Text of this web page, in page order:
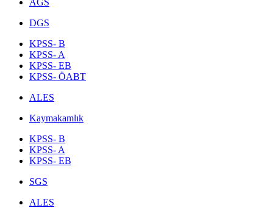
AGS
DGS
KPSS- B
KPSS- A
KPSS- EB
KPSS- ÖABT
ALES
Kaymakamlık
KPSS- B
KPSS- A
KPSS- EB
SGS
ALES